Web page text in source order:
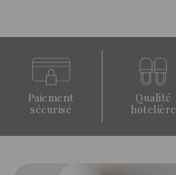
Paiement
sécurisé
Qualité
hotelière